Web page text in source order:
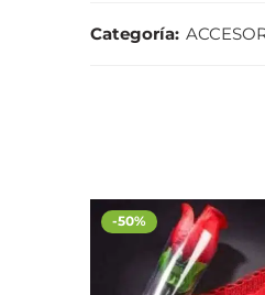
Categoría:
-50%